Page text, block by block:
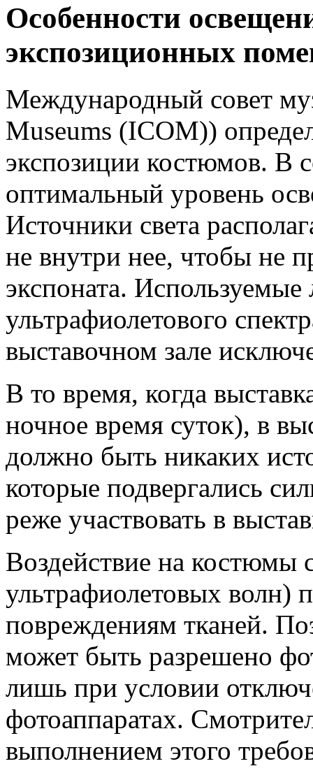
Особенности
экспозиционных
Международный совет
Museums (ICOM))
экспозиции костюмов. В
оптимальный уровень
Источники света
не внутри нее, чтобы не
экспоната.
ультрафиолетового
выставочном зале
В то время, когда
ночное время суток), в
должно быть никаких
которые подвергались
реже участвовать в
Воздействие на костюмы
ультрафиолетовых волн)
повреждениям тканей.
может быть разрешено
лишь при условии
фотоаппаратах.
выполнением этого